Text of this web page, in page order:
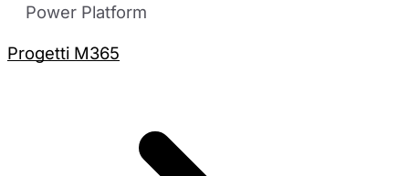
Power Platform
Progetti M365